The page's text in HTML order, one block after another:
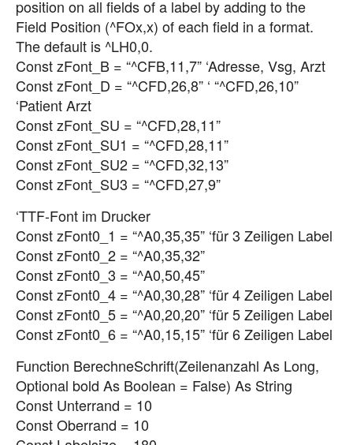
position on all fields of a label by adding to the
Field Position (^FOx,x) of each field in a format.
The default is ^LH0,0.
Const zFont_B = “^CFB,11,7” ‘Adresse, Vsg, Arzt
Const zFont_D = “^CFD,26,8” ‘ “^CFD,26,10”
‘Patient Arzt
Const zFont_SU = “^CFD,28,11”
Const zFont_SU1 = “^CFD,28,11”
Const zFont_SU2 = “^CFD,32,13”
Const zFont_SU3 = “^CFD,27,9”
‘TTF-Font im Drucker
Const zFont0_1 = “^A0,35,35” ‘für 3 Zeiligen Label
Const zFont0_2 = “^A0,35,32”
Const zFont0_3 = “^A0,50,45”
Const zFont0_4 = “^A0,30,28” ‘für 4 Zeiligen Label
Const zFont0_5 = “^A0,20,20” ‘für 5 Zeiligen Label
Const zFont0_6 = “^A0,15,15” ‘für 6 Zeiligen Label
Function BerechneSchrift(Zeilenanzahl As Long,
Optional bold As Boolean = False) As String
Const Unterrand = 10
Const Oberrand = 10